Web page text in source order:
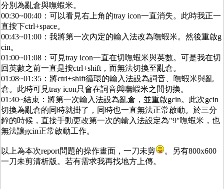
分別為亂倉與嘸蝦米。
00:30~00:40：可以看見右上角的tray icon一直消失。此時我正一
直按下ctrl+space。
00:43~01:00：我將第一次內定的輸入法改為嘸蝦米。然後重啟g
cin。
01:00~01:08：可見tray icon一直在切嘸蝦米與英數。可是我在切
回英數之前一直是按ctrl+shift，而無法切換至亂倉。
01:08~01:35：將ctrl+shift循環的輸入法設為詞音、嘸蝦米與亂
倉。此時可見tray icon只會在詞音與嘸蝦米之間切換。
01:40~結束：將第一次輸入法設為亂倉，並重啟gcin。此次gcin
切換為亂倉的同時就掛了，同時也一直無法正常啟動。於三分
鐘的時候，直接手動更改第一次的輸入法設定為"9"嘸蝦米，也
無法讓gcin正常啟動工作。
以上為本次report問題的操作畫面，一刀未剪
。另有800x600
一刀未剪清析版。若有需求我再找地方上傳。